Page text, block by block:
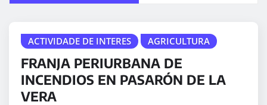
ACTIVIDADE DE INTERES AGRICULTURA
FRANJA PERIURBANA DE
INCENDIOS EN PASARÓN DE LA
VERA